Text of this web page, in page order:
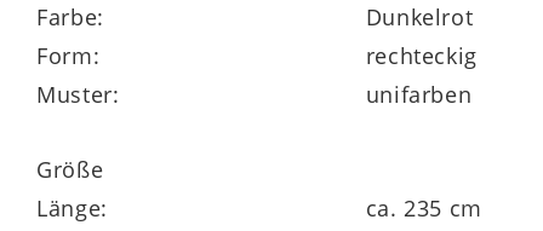
mit der Flachdüse des Staubsaugers
reinigen
Farbe:
Dunkelrot
Form:
rechteckig
Muster:
unifarben
Größe
Länge:
ca. 235 cm